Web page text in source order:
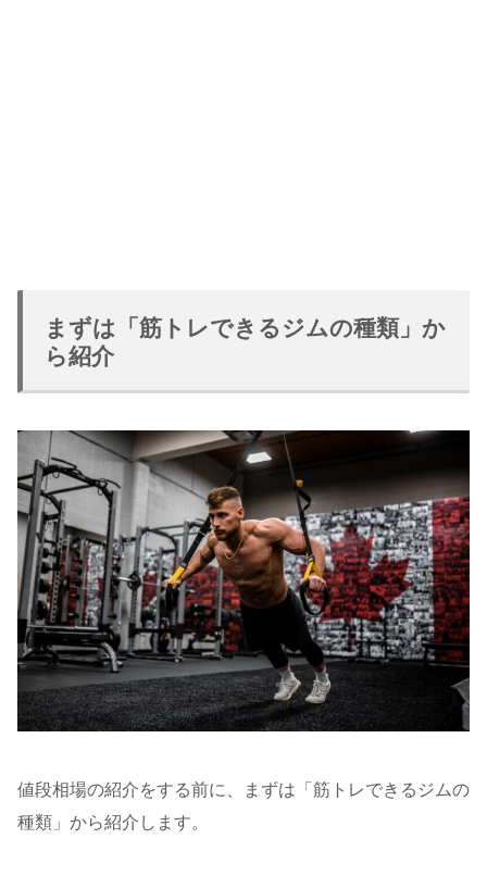
まずは「筋トレできるジムの種類」か
ら紹介
値段相場の紹介をする前に、まずは「筋トレできるジムの
種類」から紹介します。